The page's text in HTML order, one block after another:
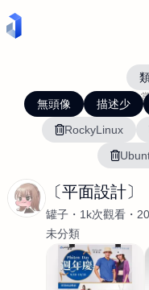
無頭像 描述少
RockyLinux
〔平面設計〕
罐子 1k次觀看
未分類